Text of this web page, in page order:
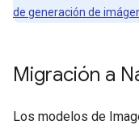
de generación de
Migración a
Los modelos de